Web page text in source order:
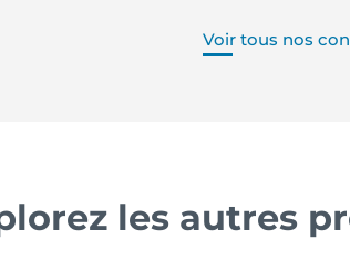
Voir tous nos
les autres